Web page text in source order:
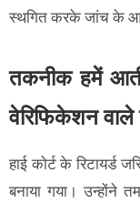
स्थगित करके जांच के
तकनीक हमें
वेरिफिकेशन वाले
हाई कोर्ट के रिटायर्ड
बनाया गया। उन्होंने